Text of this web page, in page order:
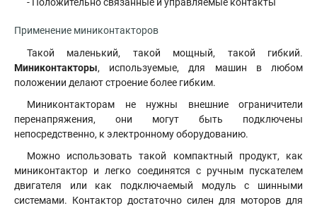
Применение миниконтакторов
Такой маленький, такой мощный, такой гибкий.
Миниконтакторы, используемые, для машин в любом
положении делают строение более гибким.
Миниконтакторам не нужны внешние ограничители
перенапряжения, они могут быть подключены
непосредственно, к электронному оборудованию.
Можно использовать такой компактный продукт, как
миниконтактор и легко соединятся с ручным пускателем
двигателя или как подключаемый модуль с шинными
системами. Контактор достаточно силен для моторов для